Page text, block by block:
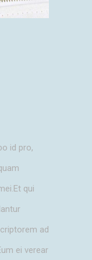
id pro,
qui
ad
ei verear